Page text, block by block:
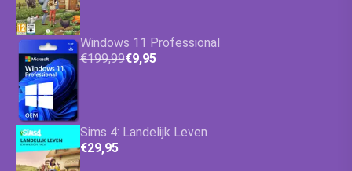
Windows 11 Professional
€199,99€9,95
Sims 4: Landelijk Leven
€29,95